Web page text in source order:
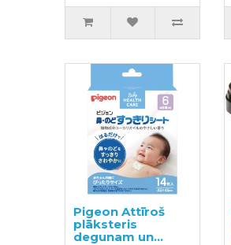
Pigeon Attīroš
plāksteris
degunam un